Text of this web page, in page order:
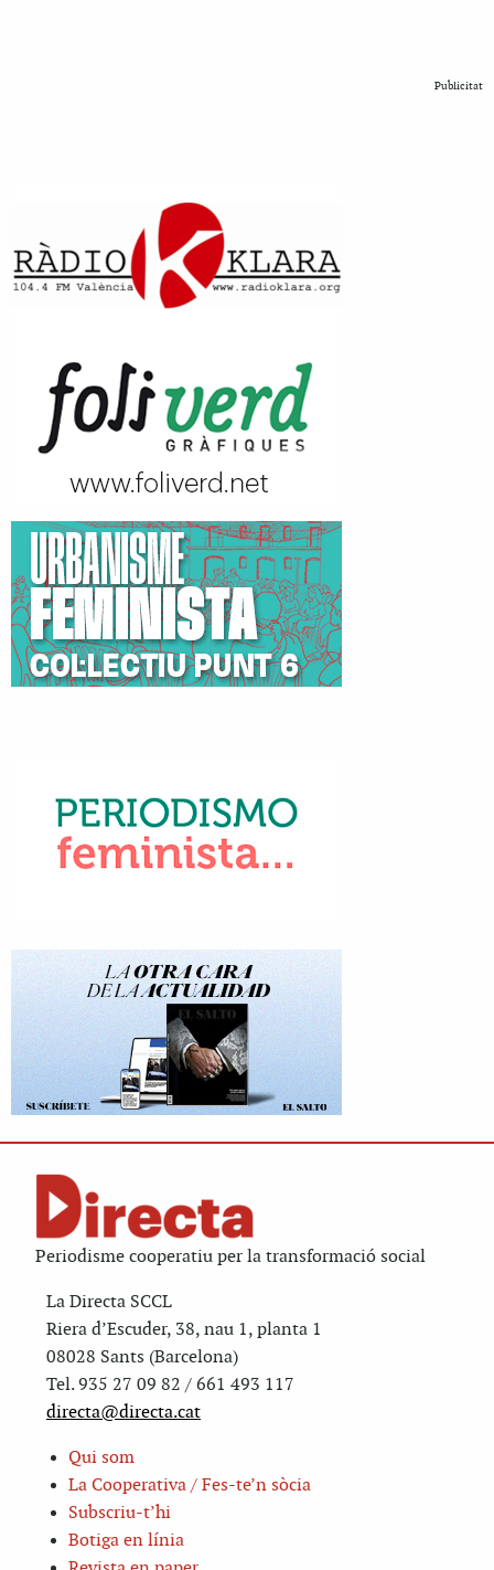
Publicitat
Periodisme cooperatiu per la transformació social
La Directa SCCL
Riera d’Escuder, 38, nau 1, planta 1
08028 Sants (Barcelona)
Tel. 935 27 09 82 / 661 493 117
directa@directa.cat
Qui som
La Cooperativa / Fes-te’n sòcia
Subscriu-t’hi
Botiga en línia